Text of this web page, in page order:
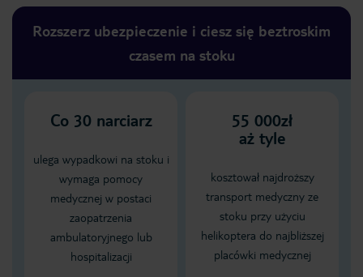
Rozszerz ubezpieczenie i ciesz się beztroskim
czasem na stoku
Co 30 narciarz
ulega wypadkowi na stoku i
wymaga pomocy
medycznej w postaci
zaopatrzenia
ambulatoryjnego lub
hospitalizacji
55 000zł
aż tyle
kosztował najdroższy
transport medyczny ze
stoku przy użyciu
helikoptera do najbliższej
placówki medycznej